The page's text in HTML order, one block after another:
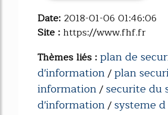
Date: 2018-01-06 01:46:06
Site :https://www.fhf.fr
Thèmes liés :plan de
d'information/plan
information/securite du
d'information/systeme